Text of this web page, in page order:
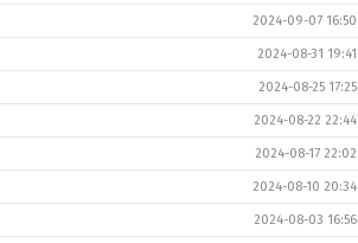
2024-09-07 16:50
2024-08-31 19:41
2024-08-25 17:25
2024-08-22 22:44
2024-08-17 22:02
2024-08-10 20:34
2024-08-03 16:56